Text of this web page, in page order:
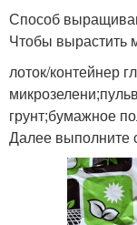
Способ
Чтобы вырастить
лоток/контейнер
грунт;бумажное
Далее выполните